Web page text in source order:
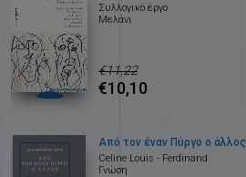
Συλλογικό έργο
Μελάνι
€11,22
€10,10
Από τον έναν Πύργο ο άλλος
Celine Louis - Ferdinand
Γνώση